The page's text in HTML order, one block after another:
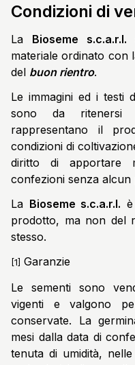
Condizioni di
La Bioseme s.c.a.r.l.
materiale ordinato con
del buon rientro.
Le immagini ed i testi
sono da ritenersi
rappresentano il
condizioni di
diritto di apportare
confezioni senza alcun
La Bioseme s.c.a.r.l.
prodotto, ma non del
stesso.
[1] Garanzie
Le sementi sono
vigenti e valgono
conservate. La
mesi dalla data di
tenuta di umidità,